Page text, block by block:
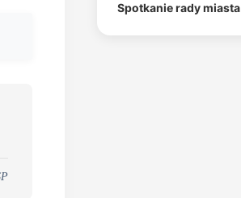
Spotkanie rady miasta